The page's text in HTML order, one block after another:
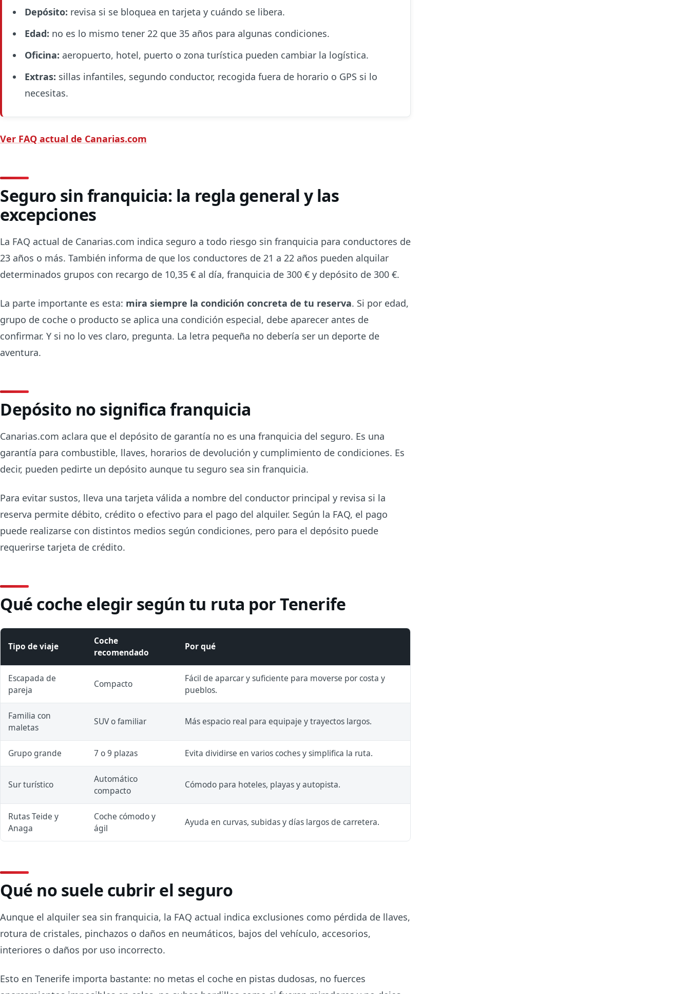
Depósito: revisa si se bloquea en tarjeta y cuándo se libera.
Edad: no es lo mismo tener 22 que 35 años para algunas condiciones.
Oficina: aeropuerto, hotel, puerto o zona turística pueden cambiar la logística.
Extras: sillas infantiles, segundo conductor, recogida fuera de horario o GPS si lo
necesitas.
Ver FAQ actual de Canarias.com
Seguro sin franquicia: la regla general y las
excepciones
La FAQ actual de Canarias.com indica seguro a todo riesgo sin franquicia para conductores de
23 años o más. También informa de que los conductores de 21 a 22 años pueden alquilar
determinados grupos con recargo de 10,35 € al día, franquicia de 300 € y depósito de 300 €.
La parte importante es esta: mira siempre la condición concreta de tu reserva. Si por edad,
grupo de coche o producto se aplica una condición especial, debe aparecer antes de
confirmar. Y si no lo ves claro, pregunta. La letra pequeña no debería ser un deporte de
aventura.
Depósito no significa franquicia
Canarias.com aclara que el depósito de garantía no es una franquicia del seguro. Es una
garantía para combustible, llaves, horarios de devolución y cumplimiento de condiciones. Es
decir, pueden pedirte un depósito aunque tu seguro sea sin franquicia.
Para evitar sustos, lleva una tarjeta válida a nombre del conductor principal y revisa si la
reserva permite débito, crédito o efectivo para el pago del alquiler. Según la FAQ, el pago
puede realizarse con distintos medios según condiciones, pero para el depósito puede
requerirse tarjeta de crédito.
Qué coche elegir según tu ruta por Tenerife
Tipo de viaje
Coche
recomendado
Por qué
Escapada de
pareja
Compacto
Fácil de aparcar y suficiente para moverse por costa y
pueblos.
Familia con
maletas
SUV o familiar Más espacio real para equipaje y trayectos largos.
Grupo grande 7 o 9 plazas Evita dividirse en varios coches y simplifica la ruta.
Sur turístico
Automático
compacto
Cómodo para hoteles, playas y autopista.
Rutas Teide y
Anaga
Coche cómodo y
ágil
Ayuda en curvas, subidas y días largos de carretera.
Qué no suele cubrir el seguro
Aunque el alquiler sea sin franquicia, la FAQ actual indica exclusiones como pérdida de llaves,
rotura de cristales, pinchazos o daños en neumáticos, bajos del vehículo, accesorios,
interiores o daños por uso incorrecto.
Esto en Tenerife importa bastante: no metas el coche en pistas dudosas, no fuerces